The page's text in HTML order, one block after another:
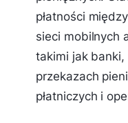
płatności
sieci mobilnych
takimi jak
przekazach
płatniczych i